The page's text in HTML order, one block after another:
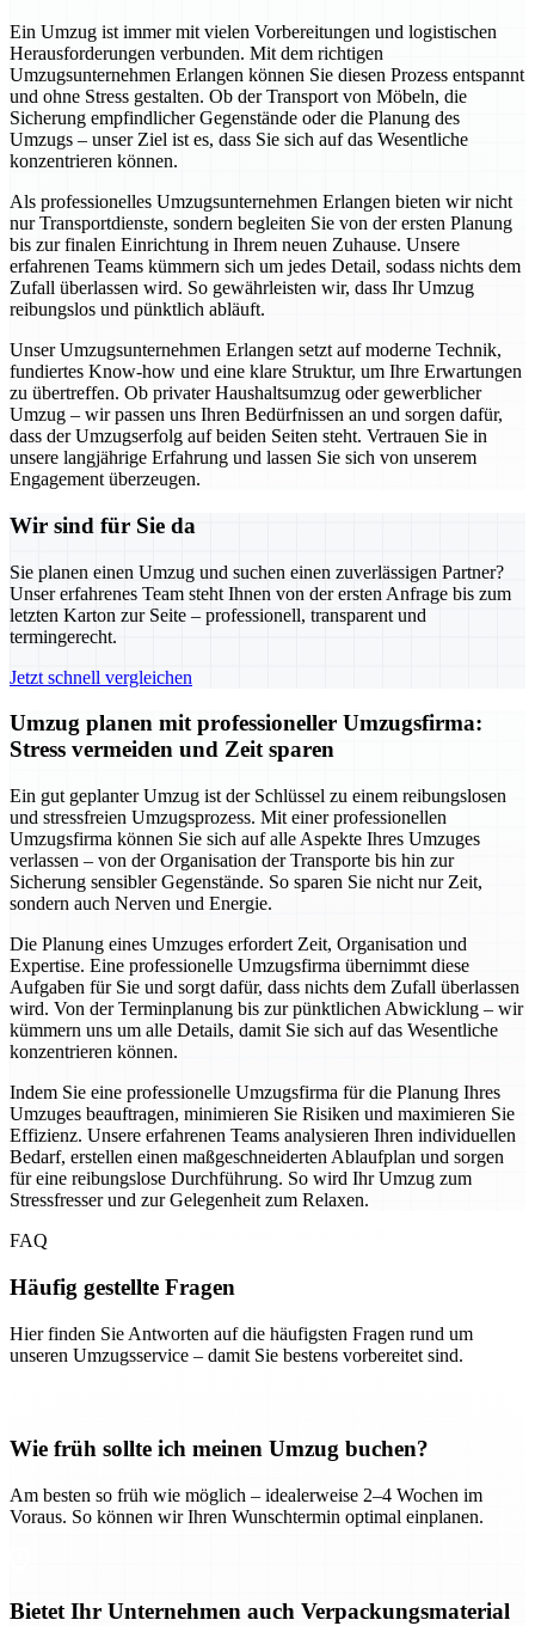
Ein Umzug ist immer mit vielen Vorbereitungen und logistischen
Herausforderungen verbunden. Mit dem richtigen
Umzugsunternehmen Erlangen können Sie diesen Prozess entspannt
und ohne Stress gestalten. Ob der Transport von Möbeln, die
Sicherung empfindlicher Gegenstände oder die Planung des
Umzugs – unser Ziel ist es, dass Sie sich auf das Wesentliche
konzentrieren können.
Als professionelles Umzugsunternehmen Erlangen bieten wir nicht
nur Transportdienste, sondern begleiten Sie von der ersten Planung
bis zur finalen Einrichtung in Ihrem neuen Zuhause. Unsere
erfahrenen Teams kümmern sich um jedes Detail, sodass nichts dem
Zufall überlassen wird. So gewährleisten wir, dass Ihr Umzug
reibungslos und pünktlich abläuft.
Unser Umzugsunternehmen Erlangen setzt auf moderne Technik,
fundiertes Know-how und eine klare Struktur, um Ihre Erwartungen
zu übertreffen. Ob privater Haushaltsumzug oder gewerblicher
Umzug – wir passen uns Ihren Bedürfnissen an und sorgen dafür,
dass der Umzugserfolg auf beiden Seiten steht. Vertrauen Sie in
unsere langjährige Erfahrung und lassen Sie sich von unserem
Engagement überzeugen.
Wir sind für Sie da
Sie planen einen Umzug und suchen einen zuverlässigen Partner?
Unser erfahrenes Team steht Ihnen von der ersten Anfrage bis zum
letzten Karton zur Seite – professionell, transparent und
termingerecht.
Jetzt schnell vergleichen
Umzug planen mit professioneller Umzugsfirma:
Stress vermeiden und Zeit sparen
Ein gut geplanter Umzug ist der Schlüssel zu einem reibungslosen
und stressfreien Umzugsprozess. Mit einer professionellen
Umzugsfirma können Sie sich auf alle Aspekte Ihres Umzuges
verlassen – von der Organisation der Transporte bis hin zur
Sicherung sensibler Gegenstände. So sparen Sie nicht nur Zeit,
sondern auch Nerven und Energie.
Die Planung eines Umzuges erfordert Zeit, Organisation und
Expertise. Eine professionelle Umzugsfirma übernimmt diese
Aufgaben für Sie und sorgt dafür, dass nichts dem Zufall überlassen
wird. Von der Terminplanung bis zur pünktlichen Abwicklung – wir
kümmern uns um alle Details, damit Sie sich auf das Wesentliche
konzentrieren können.
Indem Sie eine professionelle Umzugsfirma für die Planung Ihres
Umzuges beauftragen, minimieren Sie Risiken und maximieren Sie
Effizienz. Unsere erfahrenen Teams analysieren Ihren individuellen
Bedarf, erstellen einen maßgeschneiderten Ablaufplan und sorgen
für eine reibungslose Durchführung. So wird Ihr Umzug zum
Stressfresser und zur Gelegenheit zum Relaxen.
FAQ
Häufig gestellte Fragen
Hier finden Sie Antworten auf die häufigsten Fragen rund um
unseren Umzugsservice – damit Sie bestens vorbereitet sind.
Wie früh sollte ich meinen Umzug buchen?
Am besten so früh wie möglich – idealerweise 2–4 Wochen im
Voraus. So können wir Ihren Wunschtermin optimal einplanen.
Bietet Ihr Unternehmen auch Verpackungsmaterial